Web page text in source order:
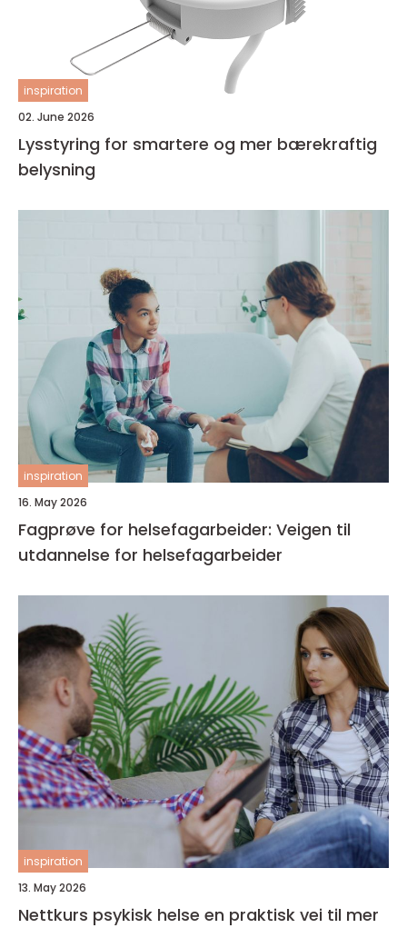
inspiration
02. June 2026
Lysstyring for smartere og mer bærekraftig
belysning
inspiration
16. May 2026
Fagprøve for helsefagarbeider: Veigen til
utdannelse for helsefagarbeider
inspiration
13. May 2026
Nettkurs psykisk helse en praktisk vei til mer